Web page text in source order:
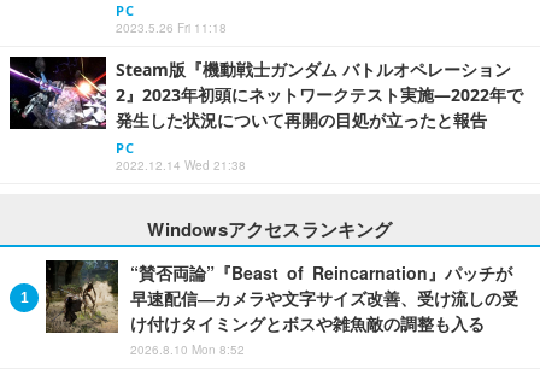
PC
2023.5.26 Fri 11:18
Steam版『機動戦士ガンダム バトルオペレーション
2』2023年初頭にネットワークテスト実施―2022年で
発生した状況について再開の目処が立ったと報告
PC
2022.12.14 Wed 21:38
Windowsアクセスランキング
“賛否両論”『Beast of Reincarnation』パッチが
早速配信―カメラや文字サイズ改善、受け流しの受
け付けタイミングとボスや雑魚敵の調整も入る
2026.8.10 Mon 8:52